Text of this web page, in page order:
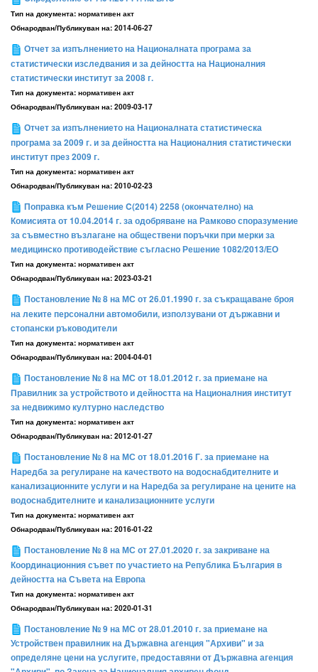
Тип на документа: нормативен акт
Обнародван/Публикуван на: 2014-06-27
Отчет за изпълнението на Националната програма за
статистически изследвания и за дейността на Националния
статистически институт за 2008 г.
Тип на документа: нормативен акт
Обнародван/Публикуван на: 2009-03-17
Отчет за изпълнението на Националната статистическа
програма за 2009 г. и за дейността на Националния статистически
институт през 2009 г.
Тип на документа: нормативен акт
Обнародван/Публикуван на: 2010-02-23
Поправка към Решение C(2014) 2258 (окончателно) на
Комисията от 10.04.2014 г. за одобряване на Рамково споразумение
за съвместно възлагане на обществени поръчки при мерки за
медицинско противодействие съгласно Решение 1082/2013/ЕО
Тип на документа: нормативен акт
Обнародван/Публикуван на: 2023-03-21
Постановление № 8 на МС от 26.01.1990 г. за съкращаване броя
на леките персонални автомобили, използувани от държавни и
стопански ръководители
Тип на документа: нормативен акт
Обнародван/Публикуван на: 2004-04-01
Постановление № 8 на МС от 18.01.2012 г. за приемане на
Правилник за устройството и дейността на Националния институт
за недвижимо културно наследство
Тип на документа: нормативен акт
Обнародван/Публикуван на: 2012-01-27
Постановление № 8 на МС от 18.01.2016 Г. за приемане на
Наредба за регулиране на качеството на водоснабдителните и
канализационните услуги и на Наредба за регулиране на цените на
водоснабдителните и канализационните услуги
Тип на документа: нормативен акт
Обнародван/Публикуван на: 2016-01-22
Постановление № 8 на МС от 27.01.2020 г. за закриване на
Координационния съвет по участието на Република България в
дейността на Съвета на Европа
Тип на документа: нормативен акт
Обнародван/Публикуван на: 2020-01-31
Постановление № 9 на МС от 28.01.2010 г. за приемане на
Устройствен правилник на Държавна агенция "Архиви" и за
определяне цени на услугите, предоставяни от Държавна агенция